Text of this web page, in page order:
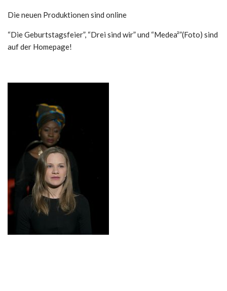
Die neuen Produktionen sind online
“Die Geburtstagsfeier”, “Drei sind wir” und “Medea²”(Foto) sind
auf der Homepage!